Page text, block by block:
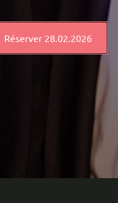
Réserver 28.02.2026